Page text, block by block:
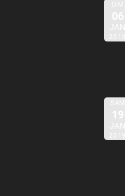
DIM
06
JAN
2019
SAM
19
JAN
2019